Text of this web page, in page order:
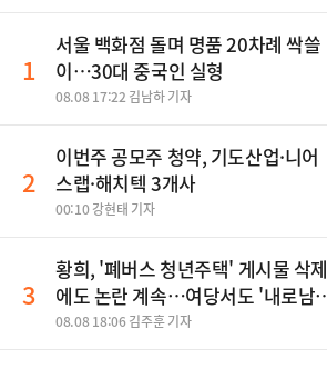
1
서울 백화점 돌며 명품 20차례 싹쓸
이…30대 중국인 실형
08.08 17:22 김남하 기자
2
이번주 공모주 청약, 기도산업·니어
스랩·해치텍 3개사
00:10 강현태 기자
3
황희, '폐버스 청년주택' 게시물 삭제
에도 논란 계속…여당서도 '내로남
불' 비판
08.08 18:06 김주훈 기자